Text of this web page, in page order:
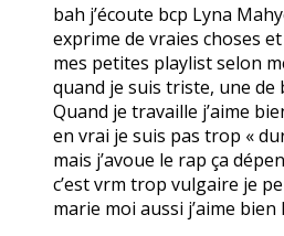
bah j’écoute bcp Lyna
exprime de vraies choses
mes petites playlist selon
quand je suis triste, une
Quand je travaille j’aime
en vrai je suis pas trop «
mais j’avoue le rap ça
c’est vrm trop vulgaire je
marie moi aussi j’aime bien